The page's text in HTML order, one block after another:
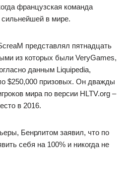
французская команда
сильнейшей в мире.
представлял пятнадцать
из которых были VeryGames,
данным Liquipedia,
$250,000 призовых. Он дважды
мира по версии HLTV.org –
в 2016.
Бенрлитом заявил, что по
себя на 100% и никогда не